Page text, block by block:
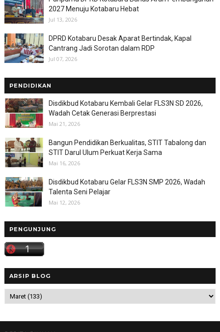
2027 Menuju Kotabaru Hebat
Jul 13, 2026
DPRD Kotabaru Desak Aparat Bertindak, Kapal
Cantrang Jadi Sorotan dalam RDP
Jul 07, 2026
PENDIDIKAN
Disdikbud Kotabaru Kembali Gelar FLS3N SD 2026,
Wadah Cetak Generasi Berprestasi
Mai 21, 2026
Bangun Pendidikan Berkualitas, STIT Tabalong dan
STIT Darul Ulum Perkuat Kerja Sama
Mai 16, 2026
Disdikbud Kotabaru Gelar FLS3N SMP 2026, Wadah
Talenta Seni Pelajar
Mai 12, 2026
PENGUNJUNG
ARSIP BLOG